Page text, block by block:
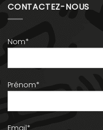
CONTACTEZ-NOUS
Nom*
Prénom*
Email*